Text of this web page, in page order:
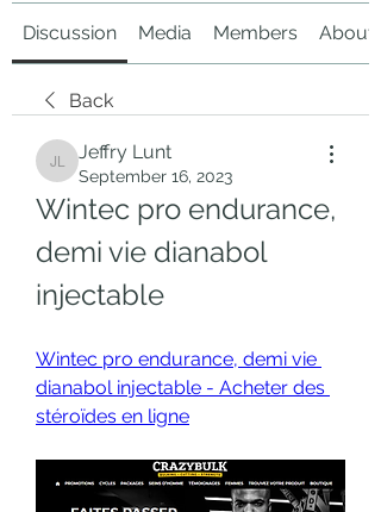
Discussion Media Members About
Back
Jeffry Lunt
Jeffry Lunt
September 16, 2023
Wintec pro endurance,
demi vie dianabol
injectable
Wintec pro endurance, demi vie
dianabol injectable - Acheter des
stéroïdes en ligne